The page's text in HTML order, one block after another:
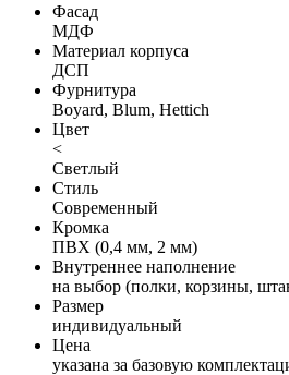
Фасад
МДФ
Материал корпуса
ДСП
Фурнитура
Boyard, Blum, Hettich
Цвет
<
Светлый
Стиль
Современный
Кромка
ПВХ (0,4 мм, 2 мм)
Внутреннее наполнение
на выбор (полки, корзины,
Размер
индивидуальный
Цена
указана за базовую